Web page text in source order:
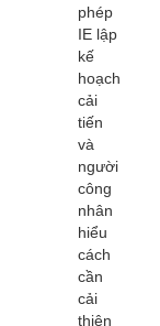
phép
IE lập
kế
hoạch
cải
tiến
và
người
công
nhân
hiểu
cách
cần
cải
thiện